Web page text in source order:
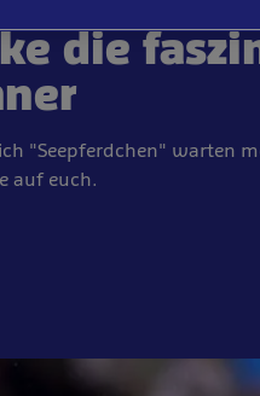
die
"Seepferdchen" warten
auf euch.